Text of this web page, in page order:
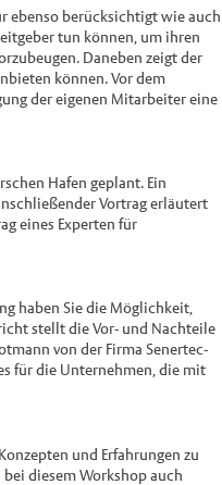
ebenso berücksichtigt wie auch
tun können, um ihren
Daneben zeigt der
können. Vor dem
der eigenen Mitarbeiter eine
Hafen geplant. Ein
Vortrag erläutert
eines Experten für
haben Sie die Möglichkeit,
stellt die Vor- und Nachteile
von der Firma Senertec-
für die Unternehmen, die mit
und Erfahrungen zu
diesem Workshop auch